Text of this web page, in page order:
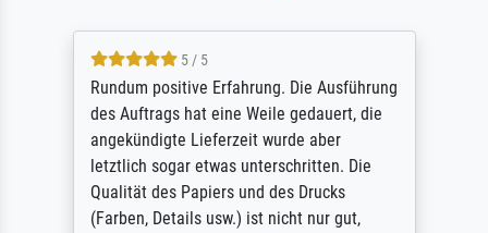
5 / 5
Rundum positive Erfahrung. Die Ausführung
des Auftrags hat eine Weile gedauert, die
angekündigte Lieferzeit wurde aber
letztlich sogar etwas unterschritten. Die
Qualität des Papiers und des Drucks
(Farben, Details usw.) ist nicht nur gut,